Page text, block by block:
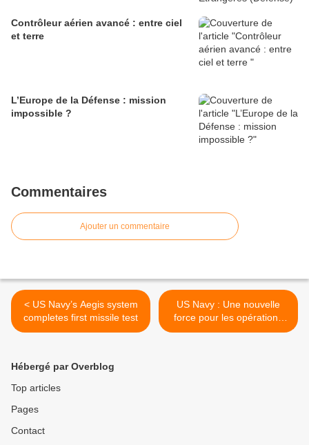
Contrôleur aérien avancé : entre ciel
et terre
L’Europe de la Défense : mission
impossible ?
Commentaires
Ajouter un commentaire
< US Navy’s Aegis system
completes first missile test
US Navy : Une nouvelle
force pour les opérations
côtières et fluviales >
Hébergé par Overblog
Top articles
Pages
Contact